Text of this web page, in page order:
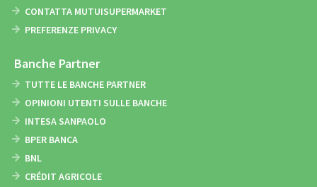
CONTATTA MUTUISUPERMARKET
PREFERENZE PRIVACY
Banche Partner
TUTTE LE BANCHE PARTNER
OPINIONI UTENTI SULLE BANCHE
INTESA SANPAOLO
BPER BANCA
BNL
CRÉDIT AGRICOLE